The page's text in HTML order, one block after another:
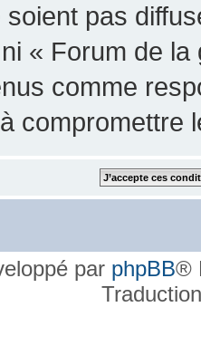
soient pas
« Forum de
comme
compromettre
par phpBB®